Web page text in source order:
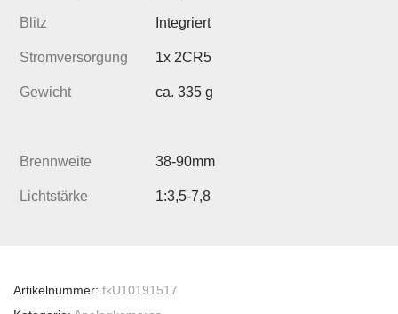
Blitz Integriert
Stromversorgung 1x 2CR5
Gewicht ca. 335 g
Brennweite 38-90mm
Lichtstärke 1:3,5-7,8
Artikelnummer: fkU10191517